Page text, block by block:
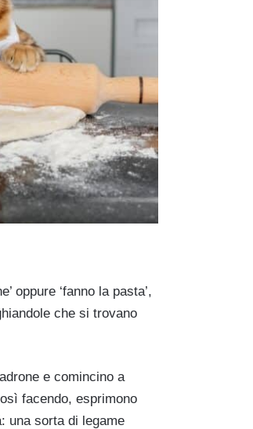
oppure ‘fanno la pasta’,
che si trovano
e comincino a
facendo, esprimono
una sorta di legame